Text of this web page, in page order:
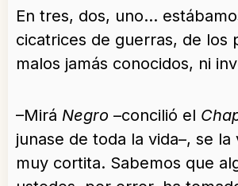
En tres, dos, uno…
cicatrices de guerras, de los
malos jamás conocidos, ni
–Mirá Negro –concilió el
junase de toda la vida–, se
muy cortita. Sabemos que